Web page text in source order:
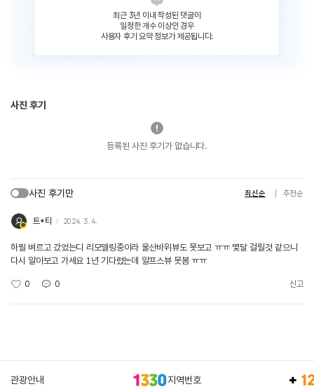
최근 3년 이내 작성된 댓글이
일정한 개수 이상인 경우
사용자 후기 요약 정보가 제공됩니다.
사진 후기
등록된 사진 후기가 없습니다.
사진 후기만 최신순 추천순
트*티 2024. 3. 4.
하필 벼르고 갔었는디 리모델링중이라 울산바위뷰도 못보고 ㅠㅠ 몇달 걸릴것 같으니
다시 알아보고 가세요 1년 기다렸는데 알프스뷰 못봄 ㅠㅠ
0 0 신고
관광안내 지역번호